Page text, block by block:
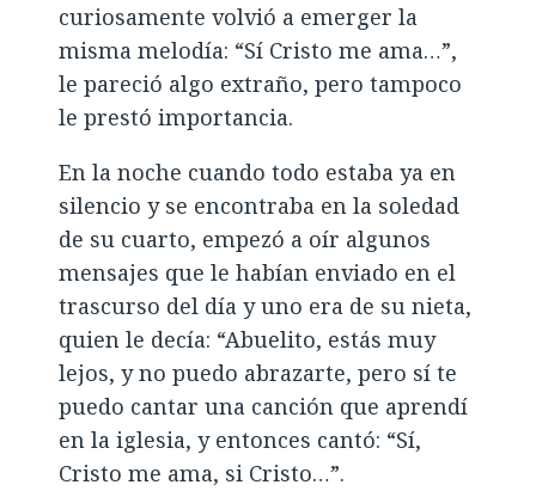
curiosamente volvió a emerger la
misma melodía: “Sí Cristo me ama…”,
le pareció algo extraño, pero tampoco
le prestó importancia.
En la noche cuando todo estaba ya en
silencio y se encontraba en la soledad
de su cuarto, empezó a oír algunos
mensajes que le habían enviado en el
trascurso del día y uno era de su nieta,
quien le decía: “Abuelito, estás muy
lejos, y no puedo abrazarte, pero sí te
puedo cantar una canción que aprendí
en la iglesia, y entonces cantó: “Sí,
Cristo me ama, si Cristo…”.